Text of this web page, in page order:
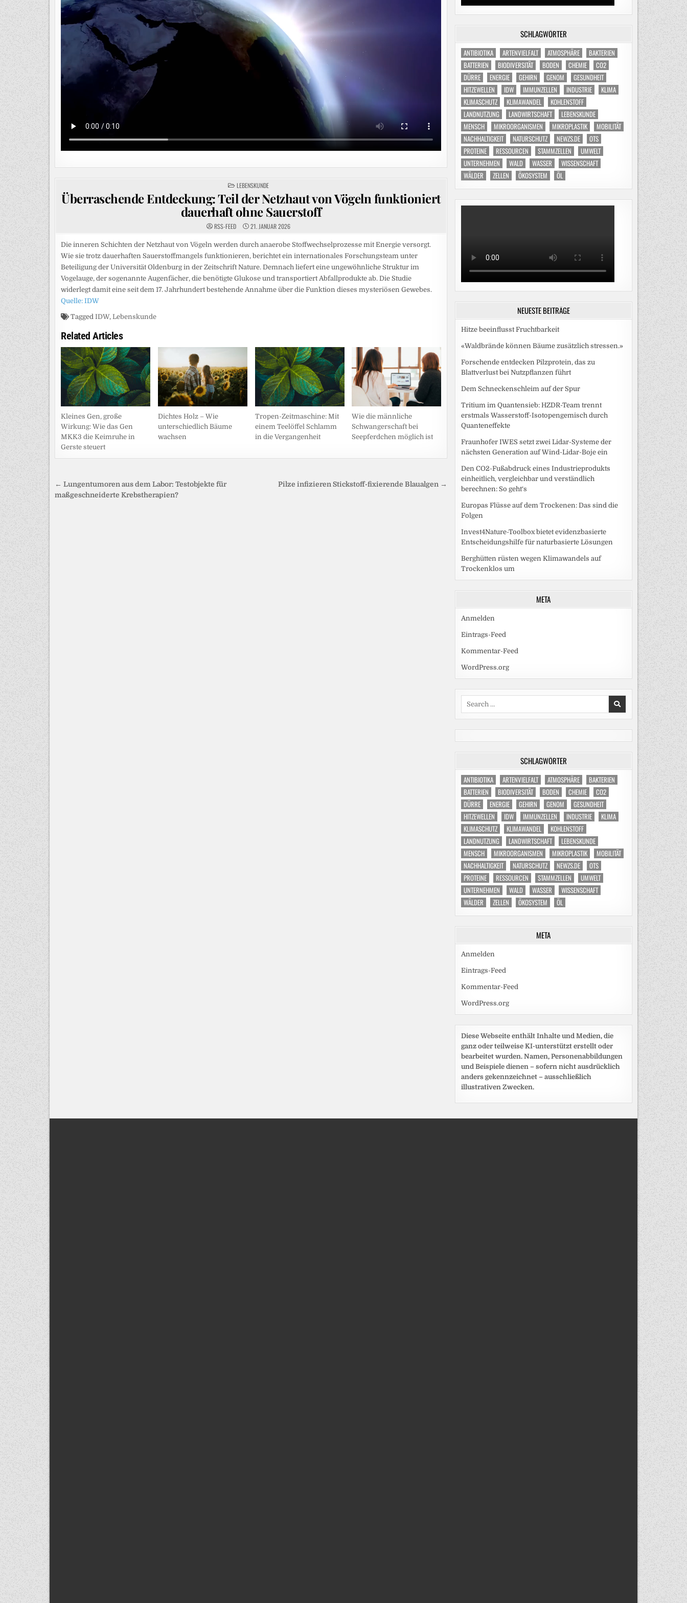
POSTED
IN
LEBENSKUNDE
Überraschende Entdeckung: Teil der Netzhaut von Vögeln funktioniert
dauerhaft ohne Sauerstoff
RSS-FEED 21. JANUAR 2026
Die inneren Schichten der Netzhaut von Vögeln werden durch anaerobe Stoffwechselprozesse mit Energie versorgt.
Wie sie trotz dauerhaften Sauerstoffmangels funktionieren, berichtet ein internationales Forschungsteam unter
Beteiligung der Universität Oldenburg in der Zeitschrift Nature. Demnach liefert eine ungewöhnliche Struktur im
Vogelauge, der sogenannte Augenfächer, die benötigte Glukose und transportiert Abfallprodukte ab. Die Studie
widerlegt damit eine seit dem 17. Jahrhundert bestehende Annahme über die Funktion dieses mysteriösen Gewebes.
Quelle: IDW
Tagged IDW, Lebenskunde
Related Articles
Kleines Gen, große
Wirkung: Wie das Gen
MKK3 die Keimruhe in
Gerste steuert
Dichtes Holz – Wie
unterschiedlich Bäume
wachsen
Tropen-Zeitmaschine: Mit
einem Teelöffel Schlamm
in die Vergangenheit
Wie die männliche
Schwangerschaft bei
Seepferdchen möglich ist
Beitragsnavigation Pilze infizieren Stickstoff-fixierende Blaualgen →
← Lungentumoren aus dem Labor: Testobjekte für
maßgeschneiderte Krebstherapien?
SCHLAGWÖRTER
ANTIBIOTIKA ARTENVIELFALT ATMOSPHÄRE
BAKTERIEN
BATTERIEN
BIODIVERSITÄT BODEN CHEMIE
CO2
DÜRRE
ENERGIE GEHIRN GENOM
GESUNDHEIT
HITZEWELLEN
IDW IMMUNZELLEN INDUSTRIE
KLIMA
KLIMASCHUTZ
KLIMAWANDEL
KOHLENSTOFF
LANDNUTZUNG
LANDWIRTSCHAFT
LEBENSKUNDE
MENSCH
MIKROORGANISMEN MIKROPLASTIK
MOBILITÄT
NACHHALTIGKEIT
NATURSCHUTZ NEWZS.DE
OTS
PROTEINE
RESSOURCEN STAMMZELLEN
UMWELT
UNTERNEHMEN
WALD WASSER
WISSENSCHAFT
WÄLDER
ZELLEN ÖKOSYSTEM ÖL
NEUESTE BEITRÄGE
Hitze beeinflusst Fruchtbarkeit
«Waldbrände können Bäume zusätzlich stressen.»
Forschende entdecken Pilzprotein, das zu
Blattverlust bei Nutzpflanzen führt
Dem Schneckenschleim auf der Spur
Tritium im Quantensieb: HZDR-Team trennt
erstmals Wasserstoff-Isotopengemisch durch
Quanteneffekte
Fraunhofer IWES setzt zwei Lidar-Systeme der
nächsten Generation auf Wind-Lidar-Boje ein
Den CO2-Fußabdruck eines Industrieprodukts
einheitlich, vergleichbar und verständlich
berechnen: So geht‘s
Europas Flüsse auf dem Trockenen: Das sind die
Folgen
Invest4Nature-Toolbox bietet evidenzbasierte
Entscheidungshilfe für naturbasierte Lösungen
Berghütten rüsten wegen Klimawandels auf
Trockenklos um
META
Anmelden
Eintrags-Feed
Kommentar-Feed
WordPress.org
SCHLAGWÖRTER
ANTIBIOTIKA ARTENVIELFALT ATMOSPHÄRE
BAKTERIEN
BATTERIEN
BIODIVERSITÄT BODEN CHEMIE
CO2
DÜRRE
ENERGIE GEHIRN GENOM
GESUNDHEIT
HITZEWELLEN
IDW IMMUNZELLEN INDUSTRIE
KLIMA
KLIMASCHUTZ
KLIMAWANDEL
KOHLENSTOFF
LANDNUTZUNG
LANDWIRTSCHAFT
LEBENSKUNDE
MENSCH
MIKROORGANISMEN MIKROPLASTIK
MOBILITÄT
NACHHALTIGKEIT
NATURSCHUTZ NEWZS.DE
OTS
PROTEINE
RESSOURCEN STAMMZELLEN
UMWELT
UNTERNEHMEN
WALD WASSER
WISSENSCHAFT
WÄLDER
ZELLEN ÖKOSYSTEM ÖL
META
Anmelden
Eintrags-Feed
Kommentar-Feed
WordPress.org
Diese Webseite enthält Inhalte und Medien, die
ganz oder teilweise KI-unterstützt erstellt oder
bearbeitet wurden. Namen, Personenabbildungen
und Beispiele dienen – sofern nicht ausdrücklich
anders gekennzeichnet – ausschließlich
illustrativen Zwecken.